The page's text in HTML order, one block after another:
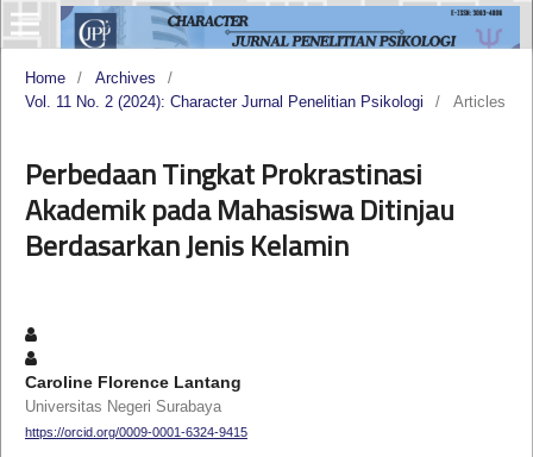
Home / Archives
/
Vol. 11 No. 2 (2024): Character Jurnal Penelitian Psikologi
/ Articles
Perbedaan Tingkat Prokrastinasi
Akademik pada Mahasiswa Ditinjau
Berdasarkan Jenis Kelamin
Caroline Florence Lantang
Universitas Negeri Surabaya
https://orcid.org/0009-0001-6324-9415